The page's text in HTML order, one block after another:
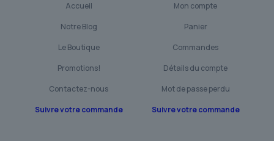
Accueil
Notre Blog
Le Boutique
Promotions!
Contactez-nous
Suivre votre commande
Mon compte
Panier
Commandes
Détails du compte
Mot de passe perdu
Suivre votre commande